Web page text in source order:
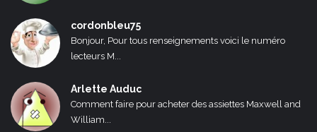
cordonbleu75
Bonjour, Pour tous renseignements voici le numéro
lecteurs M...
Arlette Auduc
Comment faire pour acheter des assiettes Maxwell and
William...